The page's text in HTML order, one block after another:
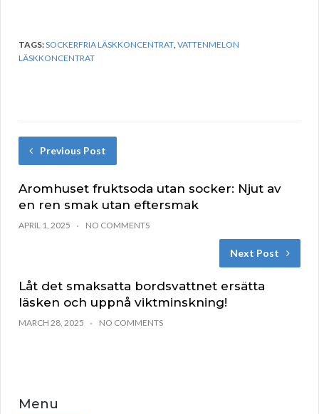
TAGS:SOCKERFRIA LÄSKKONCENTRAT,VATTENMELON
LÄSKKONCENTRAT
Previous Post
Aromhuset fruktsoda utan socker: Njut av
en ren smak utan eftersmak
APRIL 1, 2025 NO COMMENTS
Next Post
Låt det smaksatta bordsvattnet ersätta
läsken och uppnå viktminskning!
MARCH 28, 2025 NO COMMENTS
Menu